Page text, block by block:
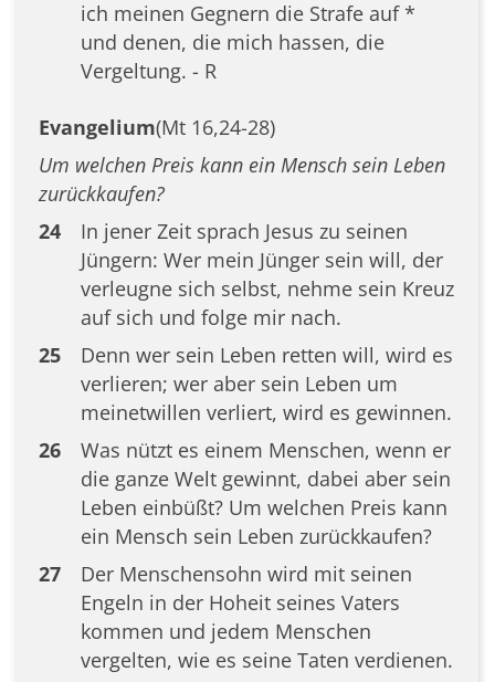
ich meinen Gegnern die Strafe auf *
und denen, die mich hassen, die
Vergeltung. - R
Evangelium(Mt 16,24-28)
Um welchen Preis kann ein Mensch sein Leben
zurückkaufen?
24
In jener Zeit sprach Jesus zu seinen
Jüngern: Wer mein Jünger sein will, der
verleugne sich selbst, nehme sein Kreuz
auf sich und folge mir nach.
25
Denn wer sein Leben retten will, wird es
verlieren; wer aber sein Leben um
meinetwillen verliert, wird es gewinnen.
26
Was nützt es einem Menschen, wenn er
die ganze Welt gewinnt, dabei aber sein
Leben einbüßt? Um welchen Preis kann
ein Mensch sein Leben zurückkaufen?
27
Der Menschensohn wird mit seinen
Engeln in der Hoheit seines Vaters
kommen und jedem Menschen
vergelten, wie es seine Taten verdienen.